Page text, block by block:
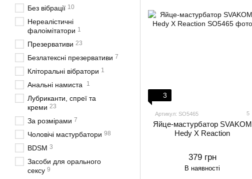
3
Артикул: SO5465 5
Яйце-мастурбатор SVAKOM
Hedy X Reaction
379 грн
В наявності
Без вібрації 10
Нереалістичні
фалоімітатори 1
Презервативи 23
Безлатексні презервативи 7
Кліторальні вібратори 1
Анальні намиста 1
Лубриканти, спреї та
креми 23
За розмірами 7
Чоловічі мастурбатори 98
BDSM 3
Засоби для орального
сексу 9